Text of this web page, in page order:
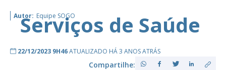
Autor: Equipe SOGO
Serviços de Saúde
22/12/2023 9H46ATUALIZADO HÁ 3 ANOS ATRÁS
Compartilhe: